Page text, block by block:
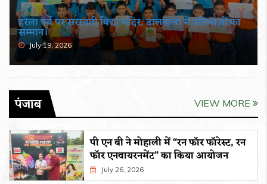
हरेला पर्व पर सरस्वती विद्या मंदिर, ढालवाला में प्रतिभाओं का
सम्मान।
July 19, 2026
पंजाब VIEW MORE
पी एन बी ने मोहाली में “रन फॉर फॉरेस्ट, रन
फॉर एनवायरनमेंट” का किया आयोजन
July 26, 2026